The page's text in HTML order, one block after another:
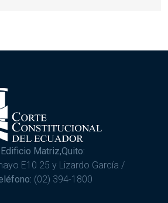
Edificio Matriz,Quito:
E10 25 y Lizardo García /
(02) 394-1800